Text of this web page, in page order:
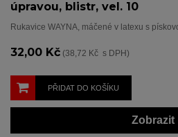
úpravou, blistr, vel. 10
Rukavice WAYNA, máčené v latexu s
32,00 Kč (38,72 Kč s DPH)
PŘIDAT DO KOŠÍKU
Zobrazit